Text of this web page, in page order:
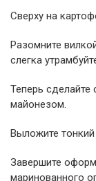
Сверху на
Разомните
слегка
Теперь сделайте
майонезом.
Выложите тонкий
Завершите
маринованного